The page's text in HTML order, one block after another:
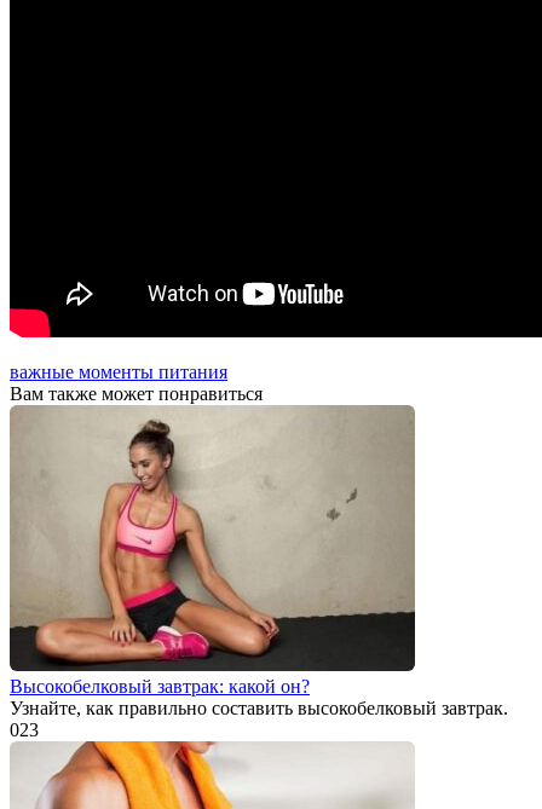
важные моменты питания
Вам также может понравиться
Высокобелковый завтрак: какой он?
Узнайте, как правильно составить высокобелковый завтрак.
023